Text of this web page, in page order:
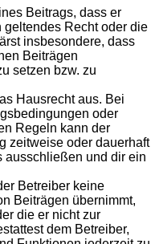
Beitrags, dass er
geltendes Recht oder die
insbesondere, dass
Beiträgen
setzen bzw. zu
Hausrecht aus. Bei
oder
Regeln kann der
zeitweise oder dauerhaft
ausschließen und dir ein
Betreiber keine
Beiträgen übernimmt,
die er nicht zur
dem Betreiber,